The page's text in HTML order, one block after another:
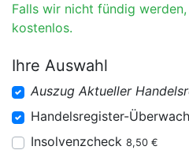
Falls wir nicht fündig
kostenlos.
Ihre Auswahl
Auszug Aktueller
Handelsregister-
Insolvenzcheck 8,50 €